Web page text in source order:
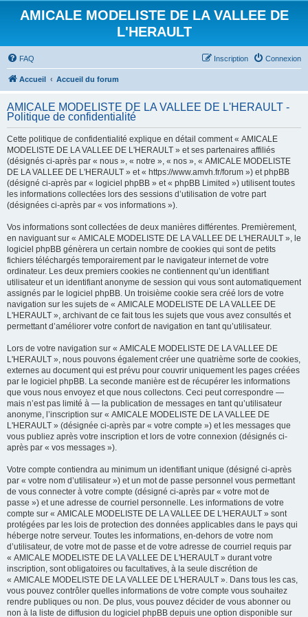
AMICALE MODELISTE DE LA VALLEE DE
L'HERAULT
FAQ Connexion
Inscription
Accueil Accueil du forum
AMICALE MODELISTE DE LA VALLEE DE L'HERAULT -
Politique de confidentialité
Cette politique de confidentialité explique en détail comment « AMICALE
MODELISTE DE LA VALLEE DE L'HERAULT » et ses partenaires affiliés
(désignés ci-après par « nous », « notre », « nos », « AMICALE MODELISTE
DE LA VALLEE DE L'HERAULT » et « https://www.amvh.fr/forum ») et phpBB
(désigné ci-après par « logiciel phpBB » et « phpBB Limited ») utilisent toutes
les informations collectées lors des sessions d’utilisation de votre part
(désignées ci-après par « vos informations »).
Vos informations sont collectées de deux manières différentes. Premièrement,
en naviguant sur « AMICALE MODELISTE DE LA VALLEE DE L'HERAULT », le
logiciel phpBB génèrera un certain nombre de cookies qui sont de petits
fichiers téléchargés temporairement par le navigateur internet de votre
ordinateur. Les deux premiers cookies ne contiennent qu’un identifiant
utilisateur et un identifiant anonyme de session qui vous sont automatiquement
assignés par le logiciel phpBB. Un troisième cookie sera créé lors de votre
navigation sur les sujets de « AMICALE MODELISTE DE LA VALLEE DE
L'HERAULT », archivant de ce fait tous les sujets que vous avez consultés et
permettant d’améliorer votre confort de navigation en tant qu’utilisateur.
Lors de votre navigation sur « AMICALE MODELISTE DE LA VALLEE DE
L'HERAULT », nous pouvons également créer une quatrième sorte de cookies,
externes au document qui est prévu pour couvrir uniquement les pages créées
par le logiciel phpBB. La seconde manière est de récupérer les informations
que vous nous envoyez et que nous collectons. Ceci peut correspondre —
mais n’est pas limité à — la publication de messages en tant qu’utilisateur
anonyme, l’inscription sur « AMICALE MODELISTE DE LA VALLEE DE
L'HERAULT » (désignée ci-après par « votre compte ») et les messages que
vous publiez après votre inscription et lors de votre connexion (désignés ci-
après par « vos messages »).
Votre compte contiendra au minimum un identifiant unique (désigné ci-après
par « votre nom d’utilisateur ») et un mot de passe personnel vous permettant
de vous connecter à votre compte (désigné ci-après par « votre mot de
passe ») et une adresse de courriel personnelle. Les informations de votre
compte sur « AMICALE MODELISTE DE LA VALLEE DE L'HERAULT » sont
protégées par les lois de protection des données applicables dans le pays qui
héberge notre serveur. Toutes les informations, en-dehors de votre nom
d’utilisateur, de votre mot de passe et de votre adresse de courriel requis par
« AMICALE MODELISTE DE LA VALLEE DE L'HERAULT » durant votre
inscription, sont obligatoires ou facultatives, à la seule discrétion de
« AMICALE MODELISTE DE LA VALLEE DE L'HERAULT ». Dans tous les cas,
vous pouvez contrôler quelles informations de votre compte vous souhaitez
rendre publiques ou non. De plus, vous pouvez décider de vous abonner ou
non à la liste de diffusion du logiciel phpBB depuis une option disponible sur